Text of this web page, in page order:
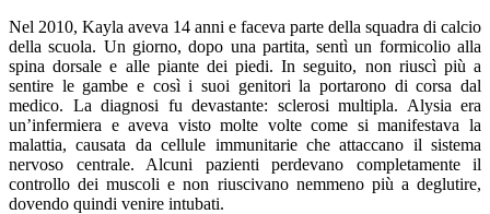
Nel 2010, Kayla aveva 14 anni e faceva parte della squadra di calcio
della scuola. Un giorno, dopo una partita, sentì un formicolio alla
spina dorsale e alle piante dei piedi. In seguito, non riuscì più a
sentire le gambe e così i suoi genitori la portarono di corsa dal
medico. La diagnosi fu devastante: sclerosi multipla. Alysia era
un’infermiera e aveva visto molte volte come si manifestava la
malattia, causata da cellule immunitarie che attaccano il sistema
nervoso centrale. Alcuni pazienti perdevano completamente il
controllo dei muscoli e non riuscivano nemmeno più a deglutire,
dovendo quindi venire intubati.